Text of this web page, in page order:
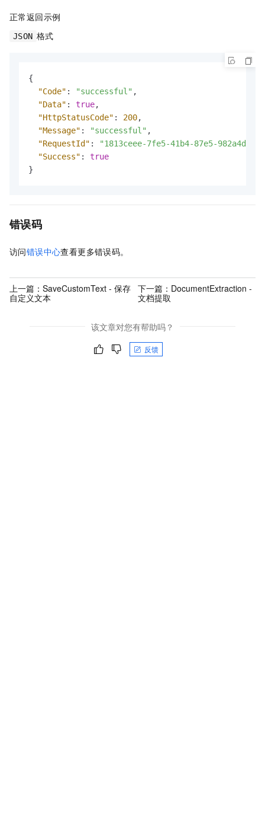
正常返回示例
JSON 格式
{
"Code" : "successful" ,
"Data" : true,
"HttpStatusCode" : 200,
"Message" : "successful" ,
"RequestId" :
"1813ceee-7fe5-41b4-87e5-
"Success" :
true
}
错误码
访问错误中心查看更多错误码。
上一篇： SaveCustomText - 保存
自定义文本
下一篇： DocumentExtraction -
文档提取
该文章对您有帮助吗？
反馈